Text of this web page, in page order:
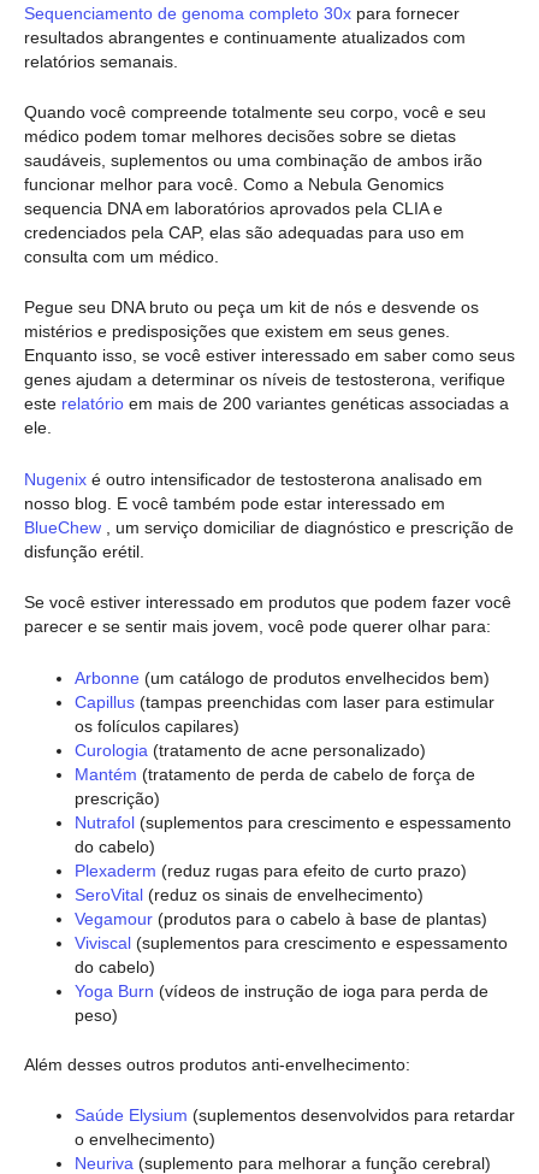
Sequenciamento de genoma completo 30x para fornecer
resultados abrangentes e continuamente atualizados com
relatórios semanais.
Quando você compreende totalmente seu corpo, você e seu
médico podem tomar melhores decisões sobre se dietas
saudáveis, suplementos ou uma combinação de ambos irão
funcionar melhor para você. Como a Nebula Genomics
sequencia DNA em laboratórios aprovados pela CLIA e
credenciados pela CAP, elas são adequadas para uso em
consulta com um médico.
Pegue seu DNA bruto ou peça um kit de nós e desvende os
mistérios e predisposições que existem em seus genes.
Enquanto isso, se você estiver interessado em saber como seus
genes ajudam a determinar os níveis de testosterona, verifique
este relatório em mais de 200 variantes genéticas associadas a
ele.
Nugenix é outro intensificador de testosterona analisado em
nosso blog. E você também pode estar interessado em
BlueChew , um serviço domiciliar de diagnóstico e prescrição de
disfunção erétil.
Se você estiver interessado em produtos que podem fazer você
parecer e se sentir mais jovem, você pode querer olhar para:
Arbonne (um catálogo de produtos envelhecidos bem)
Capillus (tampas preenchidas com laser para estimular
os folículos capilares)
Curologia (tratamento de acne personalizado)
Mantém (tratamento de perda de cabelo de força de
prescrição)
Nutrafol (suplementos para crescimento e espessamento
do cabelo)
Plexaderm (reduz rugas para efeito de curto prazo)
SeroVital (reduz os sinais de envelhecimento)
Vegamour (produtos para o cabelo à base de plantas)
Viviscal (suplementos para crescimento e espessamento
do cabelo)
Yoga Burn (vídeos de instrução de ioga para perda de
peso)
Além desses outros produtos anti-envelhecimento:
Saúde Elysium (suplementos desenvolvidos para retardar
o envelhecimento)
Neuriva (suplemento para melhorar a função cerebral)